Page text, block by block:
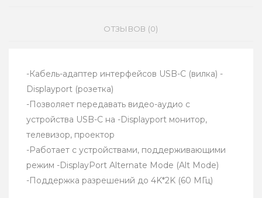
ОТЗЫВОВ (0)
-Кабель-адаптер интерфейсов USB-C (вилка) -
Displayport (розетка)
-Позволяет передавать видео-аудио с
устройства USB-C на -Displayport монитор,
телевизор, проектор
-Работает с устройствами, поддерживающими
режим -DisplayPort Alternate Mode (Alt Mode)
-Поддержка разрешений до 4K*2K (60 MГц)